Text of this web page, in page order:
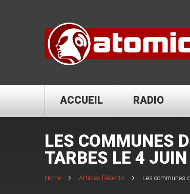
ACCUEIL RADIO
LES COMMUNES
TARBES LE 4 JUIN
Home Articles Récents Les communes